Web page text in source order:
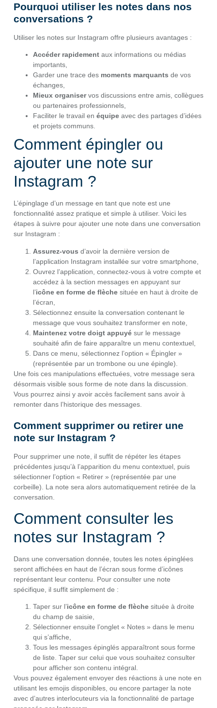
Pourquoi utiliser les notes dans nos
conversations ?
Utiliser les notes sur Instagram offre plusieurs avantages :
Accéder rapidement aux informations ou médias
importants,
Garder une trace des moments marquants de vos
échanges,
Mieux organiservos discussions entre amis, collègues
ou partenaires professionnels,
Faciliter le travail en équipe avec des partages d’idées
et projets communs.
Comment épingler ou
ajouter une note sur
Instagram ?
L’épinglage d’un message en tant que note est une
fonctionnalité assez pratique et simple à utiliser. Voici les
étapes à suivre pour ajouter une note dans une conversation
sur Instagram :
Assurez-vous d’avoir la dernière version de
l’application Instagram installée sur votre smartphone,
Ouvrez l’application, connectez-vous à votre compte et
accédez à la section messages en appuyant sur
l’icône en forme de flèche située en haut à droite de
l’écran,
Sélectionnez ensuite la conversation contenant le
message que vous souhaitez transformer en note,
Maintenez votre doigt appuyé sur le message
souhaité afin de faire apparaître un menu contextuel,
Dans ce menu, sélectionnez l’option « Épingler »
(représentée par un trombone ou une épingle).
Une fois ces manipulations effectuées, votre message sera
désormais visible sous forme de note dans la discussion.
Vous pourrez ainsi y avoir accès facilement sans avoir à
remonter dans l’historique des messages.
Comment supprimer ou retirer une
note sur Instagram ?
Pour supprimer une note, il suffit de répéter les étapes
précédentes jusqu’à l’apparition du menu contextuel, puis
sélectionner l’option « Retirer » (représentée par une
corbeille). La note sera alors automatiquement retirée de la
conversation.
Comment consulter les
notes sur Instagram ?
Dans une conversation donnée, toutes les notes épinglées
seront affichées en haut de l’écran sous forme d’icônes
représentant leur contenu. Pour consulter une note
spécifique, il suffit simplement de :
Taper sur l’icône en forme de flèche située à droite
du champ de saisie,
Sélectionner ensuite l’onglet « Notes » dans le menu
qui s’affiche,
Tous les messages épinglés apparaîtront sous forme
de liste. Taper sur celui que vous souhaitez consulter
pour afficher son contenu intégral.
Vous pouvez également envoyer des réactions à une note en
utilisant les emojis disponibles, ou encore partager la note
avec d’autres interlocuteurs via la fonctionnalité de partage